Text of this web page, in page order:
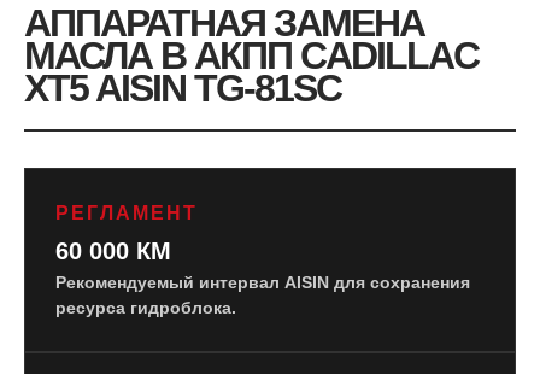
АППАРАТНАЯ ЗАМЕНА
МАСЛА В АКПП CADILLAC
XT5 AISIN TG-81SC
РЕГЛАМЕНТ
60 000 КМ
Рекомендуемый интервал AISIN для сохранения
ресурса гидроблока.